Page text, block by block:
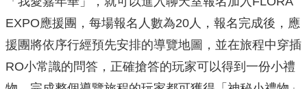
EXPO應援團，每場報名人數為20人，報名完成後，應
援團將依序行經預先安排的導覽地圖，並在旅程中穿插
RO小常識的問答，正確搶答的玩家可以得到一份小禮